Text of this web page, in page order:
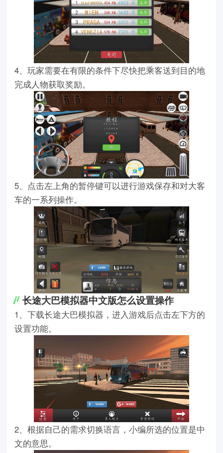
4、玩家需要在有限的条件下尽快把乘客送到目的地
完成人物获取奖励。
5、点击左上角的暂停键可以进行游戏保存和对大客
车的一系列操作。
长途大巴模拟器中文版怎么设置操作
1、下载长途大巴模拟器，进入游戏后点击左下方的
设置功能。
2、根据自己的需求切换语言，小编所选的位置是中
文的意思。